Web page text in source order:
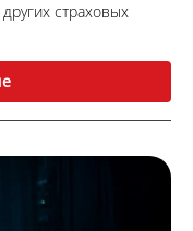
страховых